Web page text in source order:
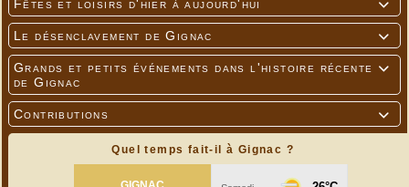

Fêtes et loisirs d'hier à aujourd'hui

Le désenclavement de Gignac

Grands et petits événements dans l'histoire récente
de Gignac

Contributions
Quel temps fait-il à Gignac ?